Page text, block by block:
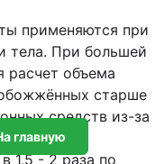
применяются при
тела. При большей
расчет объема
старше
средств из-за
1,5 - 2 раза по
главную